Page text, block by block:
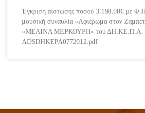
Έγκριση πίστωσης ποσού 3.198,00€ με
μουσική συναυλία «Αφιέρωμα στον
«ΜΕΛΙΝΑ ΜΕΡΚΟΥΡΗ» του ΔΗ.ΚΕ.Π.Α.
ADSDHKEPA0772012.pdf